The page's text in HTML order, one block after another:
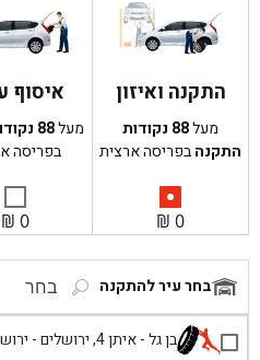
התקנה ואיזון
מעל88 נקודות
התקנהבפריסה ארצית
₪ 0
איסוף
מעל88
בפריסה
₪ 0
בחר עיר להתקנה בחר
בן גל - איתן 4, ירושלים - ירושלים